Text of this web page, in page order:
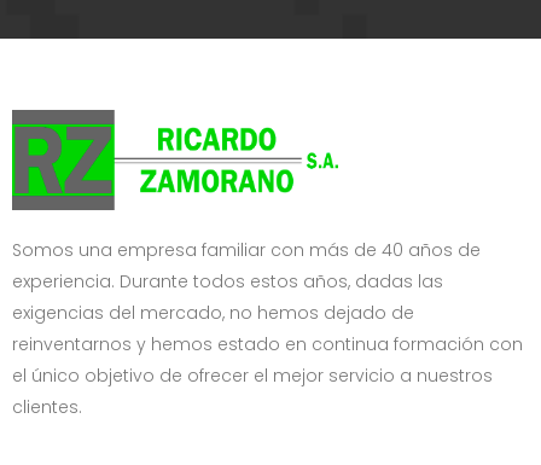
Somos una empresa familiar con más de 40 años de
experiencia. Durante todos estos años, dadas las
exigencias del mercado, no hemos dejado de
reinventarnos y hemos estado en continua formación con
el único objetivo de ofrecer el mejor servicio a nuestros
clientes.